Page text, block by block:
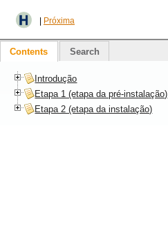
Próxima
Contents Search
Introdução
Etapa 1 (etapa da pré-instalação)
Etapa 2 (etapa da instalação)